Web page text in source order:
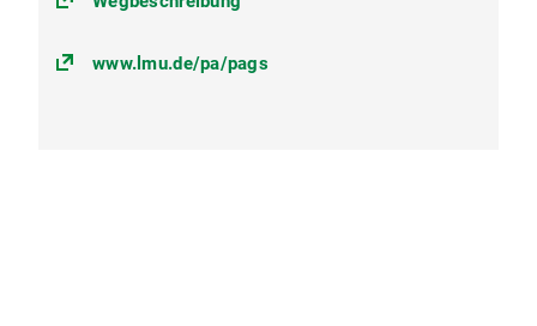
www.lmu.de/pa/pags